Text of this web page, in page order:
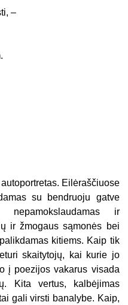
–
Eilėraščiuose
su bendruoju gatve
ir
ir žmogaus sąmonės bei
kitiems. Kaip tik
skaitytojų, kai kurie jo
į poezijos vakarus visada
Kita vertus, kalbėjimas
gali virsti banalybe. Kaip,